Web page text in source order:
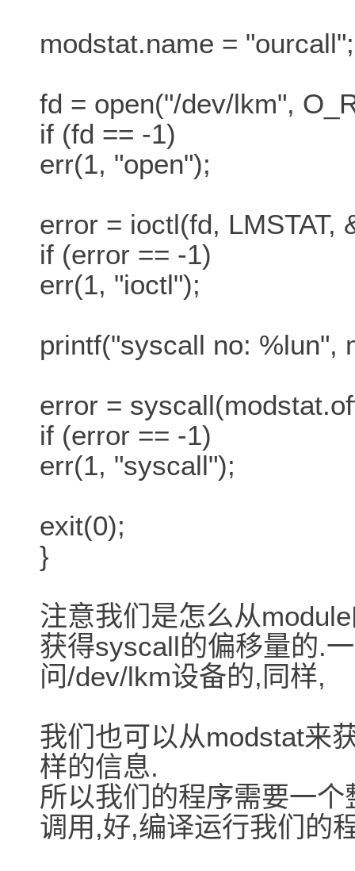
modstat.name = "ourcall";
fd = open("/dev/lkm",
if (fd == -1)
err(1, "open");
error = ioctl(fd, LMSTAT,
if (error == -1)
err(1, "ioctl");
printf("syscall no: %lun",
error =
if (error == -1)
err(1, "syscall");
exit(0);
}
注意我们是怎么从
获得syscall的偏移量的.
问/dev/lkm设备的,同样,
我们也可以从modstat来
样的信息.
所以我们的程序需要一
调用,好,编译运行我们的